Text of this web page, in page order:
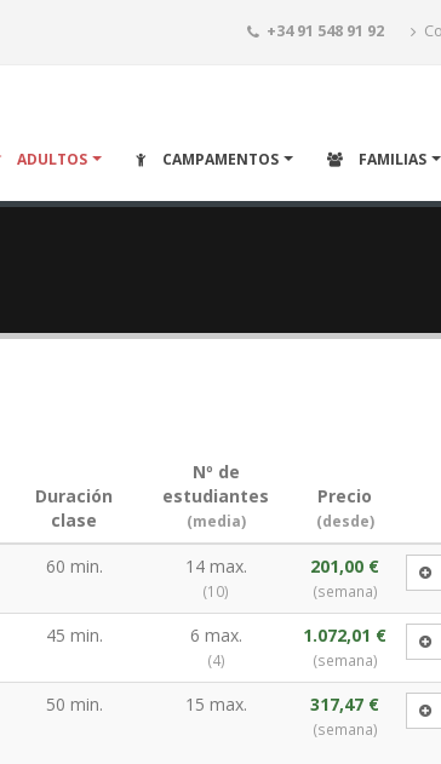
+34 91 548 91 92
ADULTOS CAMPAMENTOS FAMILIAS
Duración
clase
Nº de
estudiantes
(media)
Precio
(desde)
60 min. 14 max.
(10)
201,00 €
(semana)
45 min. 6 max.
(4)
1.072,01 €
(semana)
50 min. 15 max. 317,47 €
(semana)